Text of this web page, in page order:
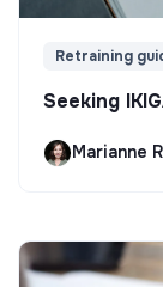
Retraining
Seeking
Marianne